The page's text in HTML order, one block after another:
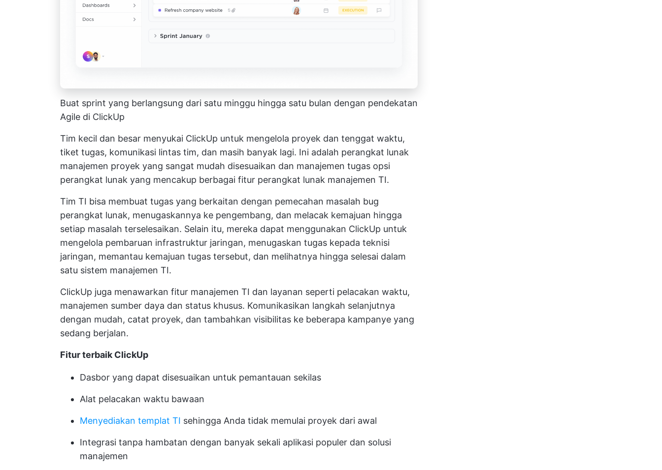
Buat sprint yang berlangsung dari satu minggu hingga satu bulan dengan pendekatan
Agile di ClickUp
Tim kecil dan besar menyukai ClickUp untuk mengelola proyek dan tenggat waktu,
tiket tugas, komunikasi lintas tim, dan masih banyak lagi. Ini adalah perangkat lunak
manajemen proyek yang sangat mudah disesuaikan dan manajemen tugas opsi
perangkat lunak yang mencakup berbagai fitur perangkat lunak manajemen TI.
Tim TI bisa membuat tugas yang berkaitan dengan pemecahan masalah bug
perangkat lunak, menugaskannya ke pengembang, dan melacak kemajuan hingga
setiap masalah terselesaikan. Selain itu, mereka dapat menggunakan ClickUp untuk
mengelola pembaruan infrastruktur jaringan, menugaskan tugas kepada teknisi
jaringan, memantau kemajuan tugas tersebut, dan melihatnya hingga selesai dalam
satu sistem manajemen TI.
ClickUp juga menawarkan fitur manajemen TI dan layanan seperti pelacakan waktu,
manajemen sumber daya dan status khusus. Komunikasikan langkah selanjutnya
dengan mudah, catat proyek, dan tambahkan visibilitas ke beberapa kampanye yang
sedang berjalan.
Fitur terbaik ClickUp
Dasbor yang dapat disesuaikan untuk pemantauan sekilas
Alat pelacakan waktu bawaan
Menyediakan templat TI sehingga Anda tidak memulai proyek dari awal
Integrasi tanpa hambatan dengan banyak sekali aplikasi populer dan solusi
manajemen